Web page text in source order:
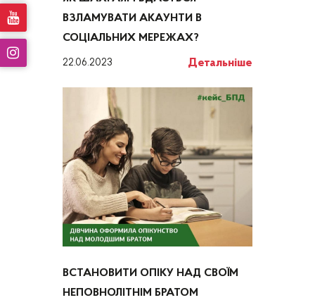
ВЗЛАМУВАТИ АКАУНТИ В
СОЦІАЛЬНИХ МЕРЕЖАХ?
22.06.2023 Детальніше
ВСТАНОВИТИ ОПІКУ НАД СВОЇМ
НЕПОВНОЛІТНІМ БРАТОМ